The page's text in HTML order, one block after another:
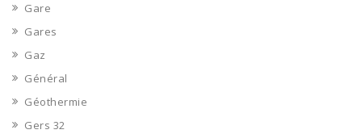
Gare
Gares
Gaz
Général
Géothermie
Gers 32